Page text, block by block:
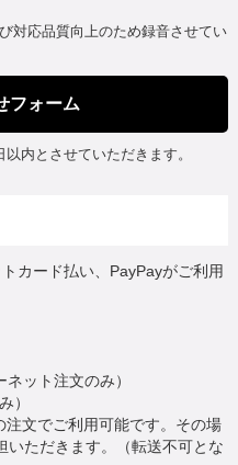
対応品質向上のため録音させてい
フォーム
内とさせていただきます。
カード払い、PayPayがご利用
ット注文のみ）
）
文でご利用可能です。その場
ただきます。（転送不可とな